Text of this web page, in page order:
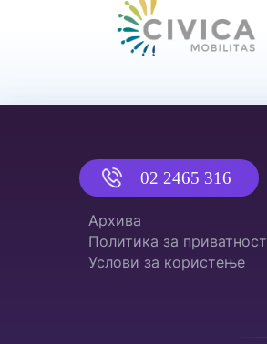
02 2465 316
Архива
Политика за приватност
Услови за користење